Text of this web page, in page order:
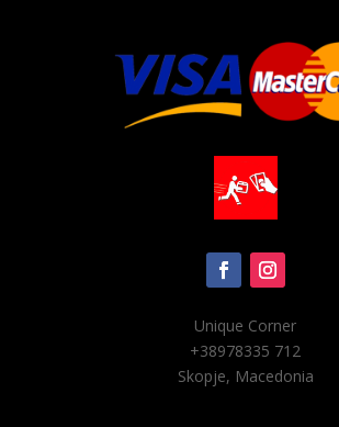
Unique Corner
+38978335 712
Skopje, Macedonia